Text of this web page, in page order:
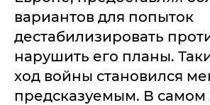
вариантов для попыток
дестабилизировать
нарушить его планы.
ход войны становился
предсказуемым. В самом